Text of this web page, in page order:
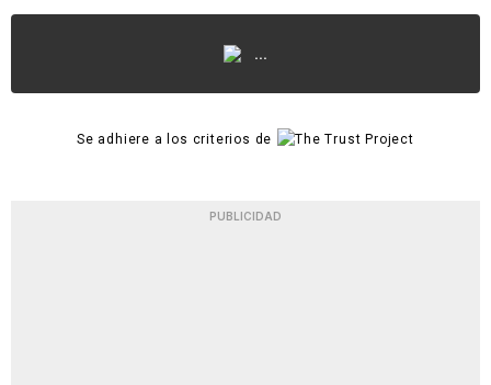
...
Se adhiere a los criterios de
PUBLICIDAD